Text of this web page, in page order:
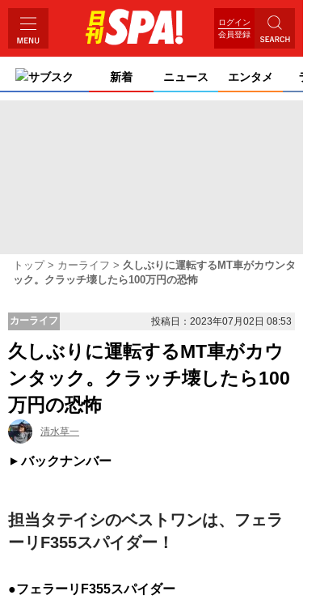
ログイン
会員登録
サブスク 新着 ニュース エンタメ ライ
トップ カーライフ
久しぶりに運転するMT車がカウンタ
ック。クラッチ壊したら100万円の恐怖
カーライフ 投稿日：2023年07月02日 08:53
久しぶりに運転するMT車がカウ
ンタック。クラッチ壊したら100
万円の恐怖
清水草一
バックナンバー
担当タテイシのベストワンは、フェラ
ーリF355スパイダー！
●フェラーリF355スパイダー